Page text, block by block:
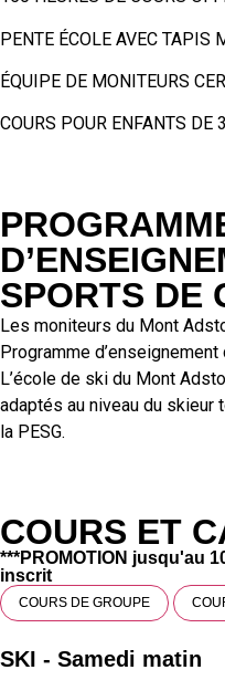
PENTE ÉCOLE AVEC TAPIS
ÉQUIPE DE MONITEURS
COURS POUR ENFANTS DE
SPORTS DE
Les moniteurs du Mont
Programme
L’école de ski du Mont
adaptés au niveau du skieur
la PESG.
COURS ET
***PROMOTION jusqu'au
inscrit
COURS DE GROUPE
SKI - Samedi matin